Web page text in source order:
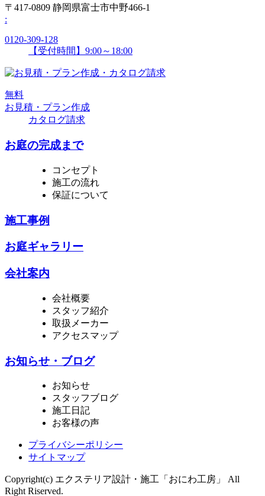
〒417-0809 静岡県富士市中野466-1
:
0120-309-128
【受付時間】9:00～18:00
無料
お見積・プラン作成
カタログ請求
お庭の完成まで
コンセプト
施工の流れ
保証について
施工事例
お庭ギャラリー
会社案内
会社概要
スタッフ紹介
取扱メーカー
アクセスマップ
お知らせ・ブログ
お知らせ
スタッフブログ
施工日記
お客様の声
プライバシーポリシー
サイトマップ
Copyright(c) エクステリア設計・施工「おにわ工房」 All
Right Riserved.